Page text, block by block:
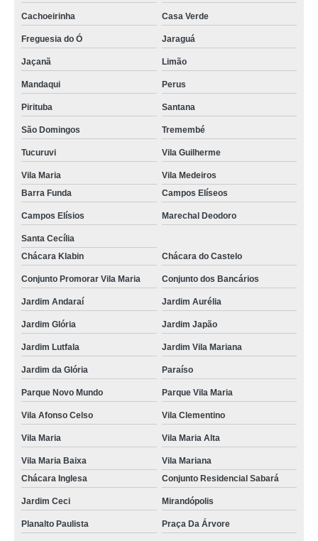
Cachoeirinha Casa Verde
Freguesia do Ó Jaraguá
Jaçanã Limão
Mandaqui Perus
Pirituba Santana
São Domingos Tremembé
Tucuruvi Vila Guilherme
Vila Maria
Vila Medeiros
Barra Funda
Campos Elíseos
Campos Elísios Marechal Deodoro
Santa Cecília
Chácara Klabin
Chácara do Castelo
Conjunto Promorar Vila Maria Conjunto dos Bancários
Jardim Andaraí Jardim Aurélia
Jardim Glória Jardim Japão
Jardim Lutfala Jardim Vila Mariana
Jardim da Glória Paraíso
Parque Novo Mundo Parque Vila Maria
Vila Afonso Celso Vila Clementino
Vila Maria Vila Maria Alta
Vila Maria Baixa
Vila Mariana
Chácara Inglesa
Conjunto Residencial Sabará
Jardim Ceci Mirandópolis
Planalto Paulista Praça Da Árvore